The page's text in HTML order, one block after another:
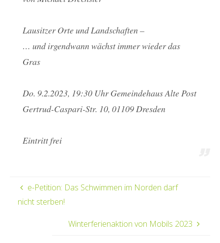
Lausitzer Orte und Landschaften –
… und irgendwann wächst immer wieder das
Gras
Do. 9.2.2023, 19:30 Uhr Gemeindehaus Alte Post
Gertrud-Caspari-Str. 10, 01109 Dresden
Eintritt frei
e-Petition: Das Schwimmen im Norden darf
nicht sterben!
Winterferienaktion von Mobils 2023